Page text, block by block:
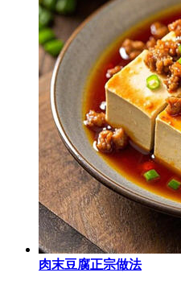
肉末豆腐正宗做法